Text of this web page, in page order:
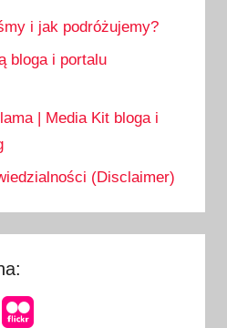
i jak podróżujemy?
bloga i portalu
| Media Kit bloga i
(Disclaimer)